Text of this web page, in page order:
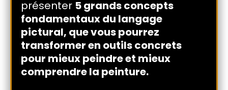
présenter 5 grands concepts
fondamentaux du langage
pictural, que vous pourrez
transformer en outils concrets
pour mieux peindre et mieux
comprendre la peinture.